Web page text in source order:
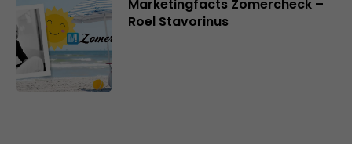
Marketingfacts Zomercheck –
Roel Stavorinus